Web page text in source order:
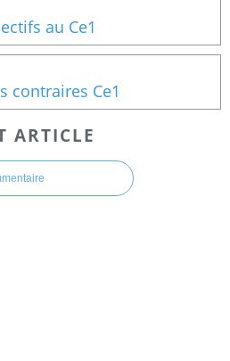
au Ce1
contraires Ce1
ARTICLE